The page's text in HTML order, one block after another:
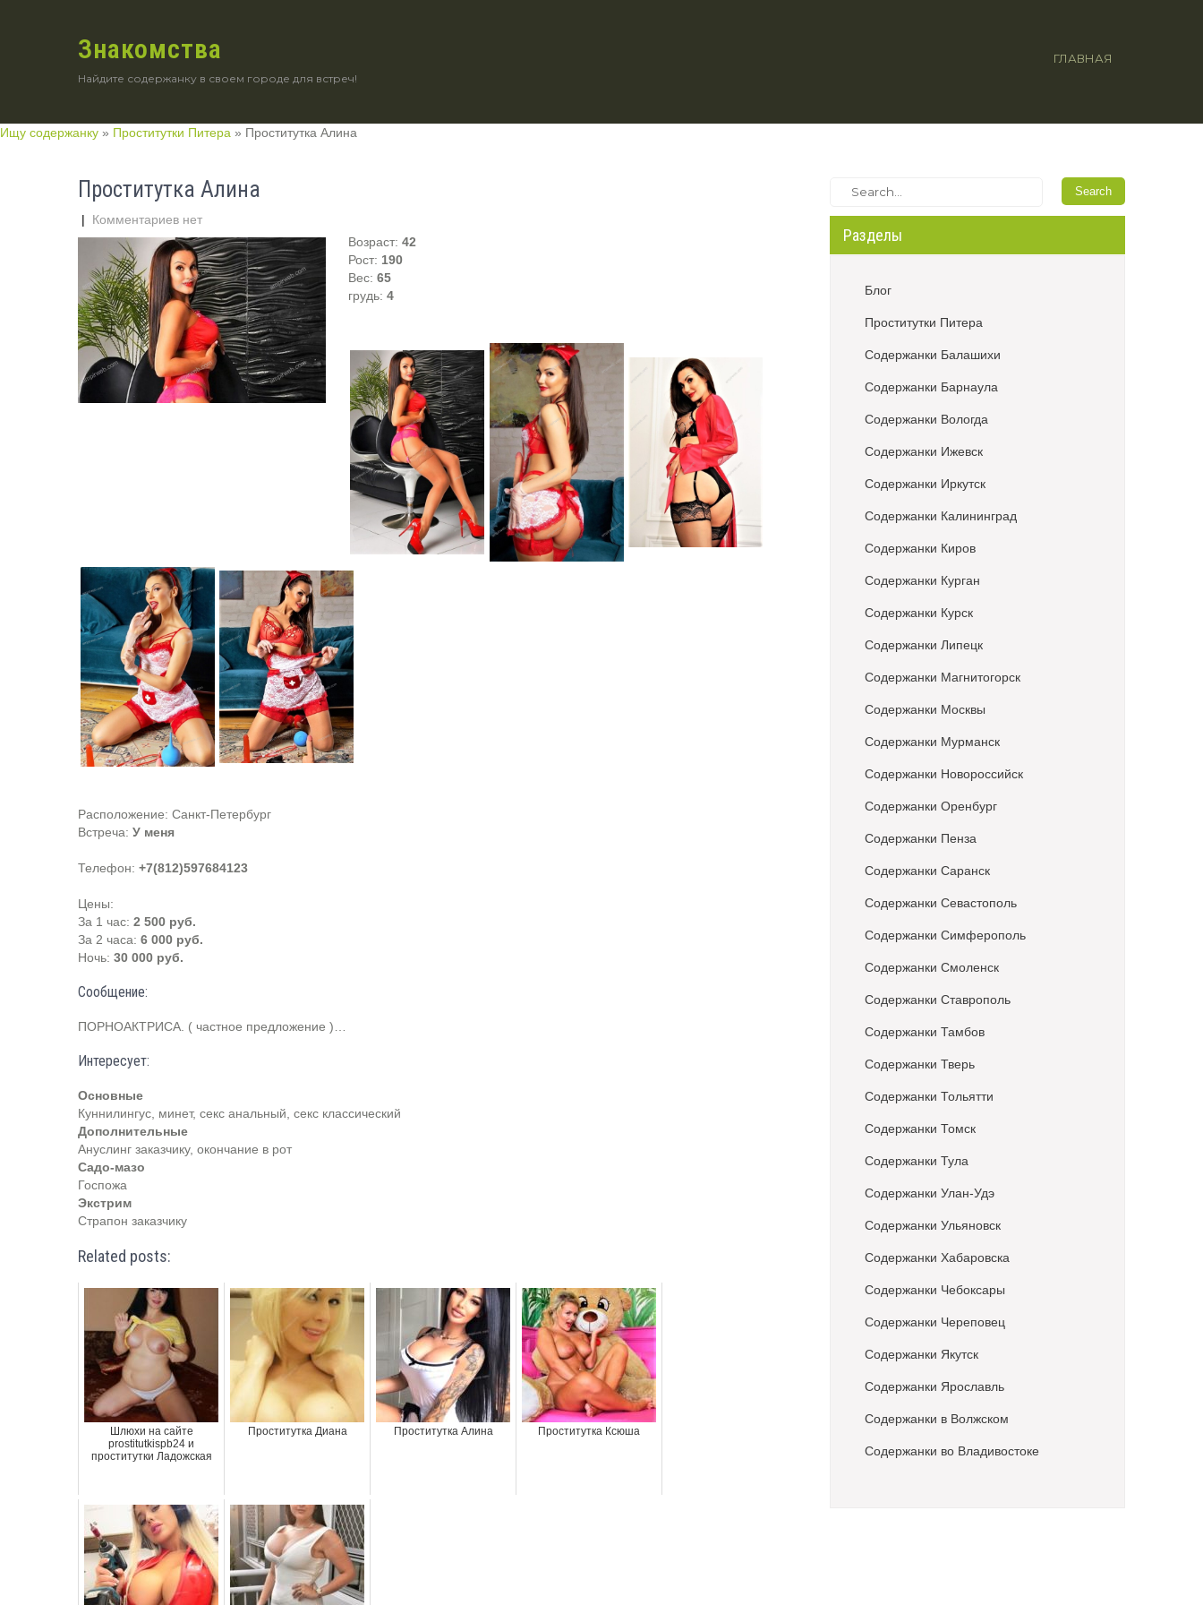
Знакомства
Найдите содержанку в своем городе для встреч!
ГЛАВНАЯ
Ищу содержанку » Проститутки Питера » Проститутка Алина
Проститутка Алина
| Комментариев нет
Возраст: 42
Рост: 190
Вес: 65
грудь: 4
Расположение: Санкт-Петербург
Встреча: У меня
Телефон: +7(812)597684123
Цены:
За 1 час: 2 500 руб.
За 2 часа: 6 000 руб.
Ночь: 30 000 руб.
Сообщение:
ПОРНОАКТРИСА. ( частное предложение )…
Интересует:
Основные
Куннилингус, минет, секс анальный, секс классический
Дополнительные
Ануслинг заказчику, окончание в рот
Садо-мазо
Госпожа
Экстрим
Страпон заказчику
Related posts:
Шлюхи на сайте
prostitutkispb24 и
проститутки Ладожская
Проститутка Диана Проститутка Алина Проститутка Ксюша
Разделы
Блог
Проститутки Питера
Содержанки Балашихи
Содержанки Барнаула
Содержанки Вологда
Содержанки Ижевск
Содержанки Иркутск
Содержанки Калининград
Содержанки Киров
Содержанки Курган
Содержанки Курск
Содержанки Липецк
Содержанки Магнитогорск
Содержанки Москвы
Содержанки Мурманск
Содержанки Новороссийск
Содержанки Оренбург
Содержанки Пенза
Содержанки Саранск
Содержанки Севастополь
Содержанки Симферополь
Содержанки Смоленск
Содержанки Ставрополь
Содержанки Тамбов
Содержанки Тверь
Содержанки Тольятти
Содержанки Томск
Содержанки Тула
Содержанки Улан-Удэ
Содержанки Ульяновск
Содержанки Хабаровска
Содержанки Чебоксары
Содержанки Череповец
Содержанки Якутск
Содержанки Ярославль
Содержанки в Волжском
Содержанки во Владивостоке